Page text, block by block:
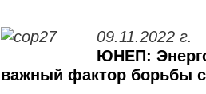
09.11.2022 г.
ЮНЕП:
важный фактор борьбы